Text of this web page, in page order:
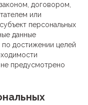
договором,
или
персональных
данные
достижении целей
предусмотрено